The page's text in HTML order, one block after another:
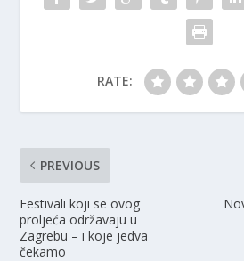
RATE:
PREVIOUS
Festivali koji se ovog
proljeća održavaju u
Zagrebu – i koje jedva
čekamo